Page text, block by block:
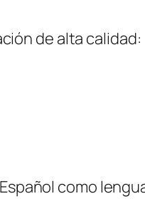
de alta calidad:
como